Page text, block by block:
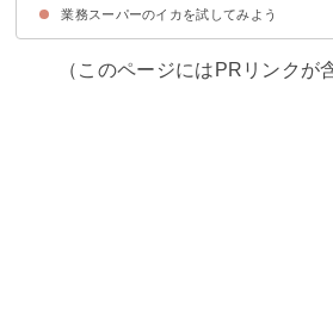
①イカメンチ
②イカとほうれん草の甘辛炒め
③イカと豆腐の煮物
④簡単オードブル
⑤イカの豆腐詰め
業務スーパーのイカを試してみよう
（このページにはPRリンクが